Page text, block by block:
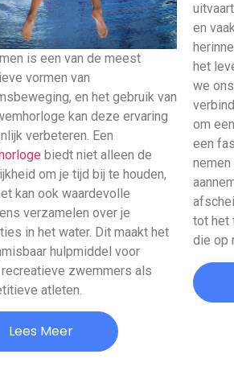
is een van de meest
vormen van
en het gebruik van
kan deze ervaring
verbeteren. Een
biedt niet alleen de
om je tijd bij te houden,
kan ook waardevolle
verzamelen over je
in het water. Dit maakt het
hulpmiddel voor
zwemmers als
atleten.
Lees Meer
en
het
we
om
een
tot het
die op